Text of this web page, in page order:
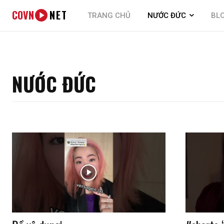
COVN NET TRANG CHỦ NƯỚC ĐỨC
NƯỚC ĐỨC